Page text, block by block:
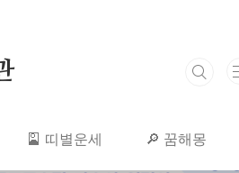
🎴 띠별운세 🔎 꿈해몽